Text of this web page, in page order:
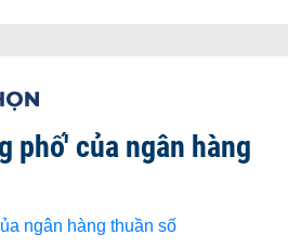
phố' của ngân hàng